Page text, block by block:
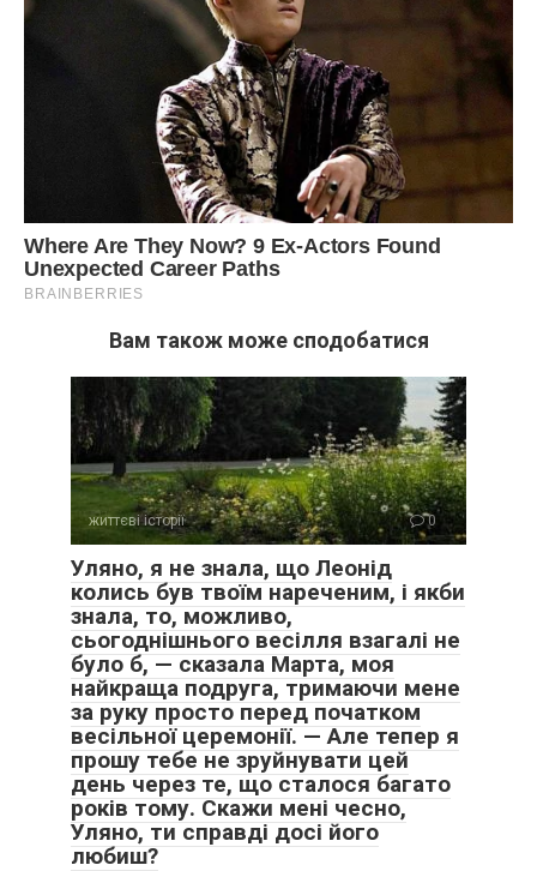
Вам також може сподобатися
життєві історії 0
Уляно, я не знала, що Леонід
колись був твоїм нареченим, і якби
знала, то, можливо,
сьогоднішнього весілля взагалі не
було б, — сказала Марта, моя
найкраща подруга, тримаючи мене
за руку просто перед початком
весільної церемонії. — Але тепер я
прошу тебе не зруйнувати цей
день через те, що сталося багато
років тому. Скажи мені чесно,
Уляно, ти справді досі його
любиш?